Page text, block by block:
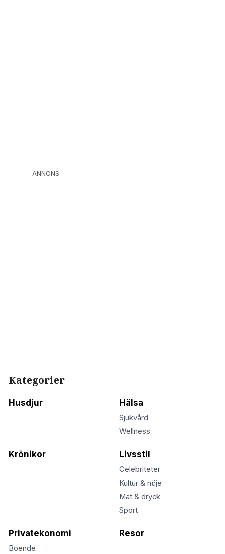
ANNONS
Kategorier
Husdjur Hälsa
Sjukvård
Wellness
Krönikor Livsstil
Celebriteter
Kultur & nöje
Mat & dryck
Sport
Privatekonomi
Boende
Resor